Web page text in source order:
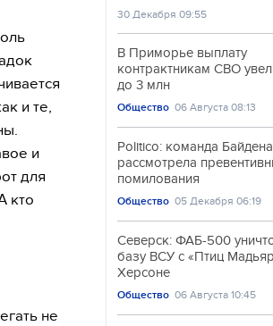
и те,
и
для
кто
не
30 Декабря 09:55
В Приморье выплату
контрактникам СВО
до 3 млн
Общество 06 Августа 08:13
Politico: команда Байдена
рассмотрела
помилования
Общество 05 Декабря 06:19
Северск: ФАБ-500
базу ВСУ с «Птиц
Херсоне
Общество 06 Августа 10:45